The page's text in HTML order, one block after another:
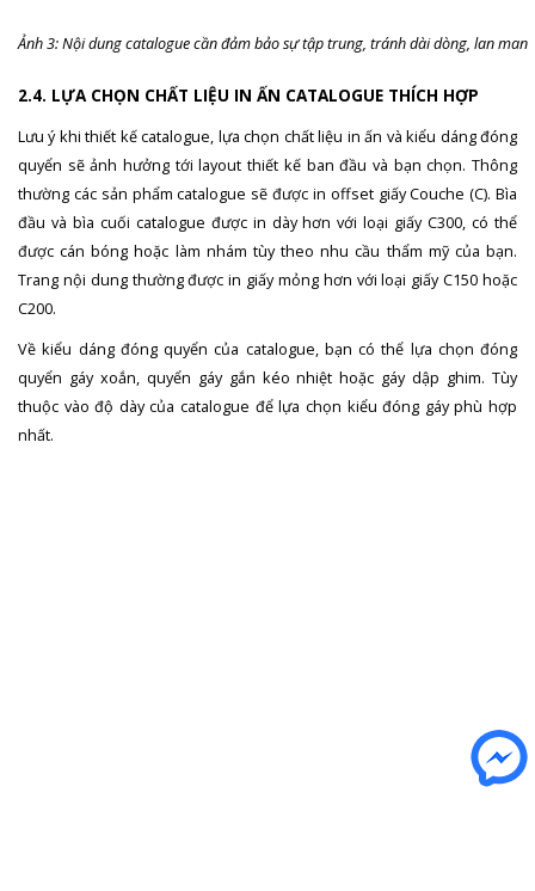
Ảnh 3: Nội dung catalogue cần đảm bảo sự tập trung, tránh dài dòng, lan man
2.4. LỰA CHỌN CHẤT LIỆU IN ẤN CATALOGUE THÍCH HỢP
Lưu ý khi thiết kế catalogue, lựa chọn chất liệu in ấn và kiểu dáng đóng
quyển sẽ ảnh hưởng tới layout thiết kế ban đầu và bạn chọn. Thông
thường các sản phẩm catalogue sẽ được in offset giấy Couche (C). Bìa
đầu và bìa cuối catalogue được in dày hơn với loại giấy C300, có thể
được cán bóng hoặc làm nhám tùy theo nhu cầu thẩm mỹ của bạn.
Trang nội dung thường được in giấy mỏng hơn với loại giấy C150 hoặc
C200.
Về kiểu dáng đóng quyển của catalogue, bạn có thể lựa chọn đóng
quyển gáy xoắn, quyển gáy gắn kéo nhiệt hoặc gáy dập ghim. Tùy
thuộc vào độ dày của catalogue để lựa chọn kiểu đóng gáy phù hợp
nhất.